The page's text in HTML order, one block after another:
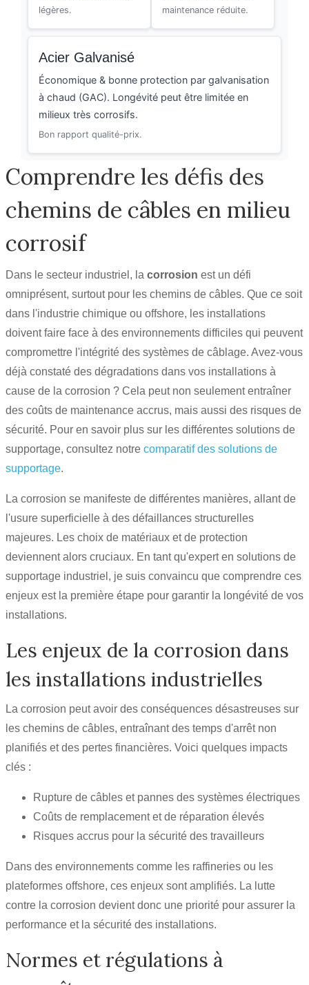
légères.
maintenance réduite.
Acier Galvanisé
Économique & bonne protection par galvanisation
à chaud (GAC). Longévité peut être limitée en
milieux très corrosifs.
Bon rapport qualité-prix.
Comprendre les défis des
chemins de câbles en milieu
corrosif
Dans le secteur industriel, la corrosion est un défi
omniprésent, surtout pour les chemins de câbles. Que ce soit
dans l'industrie chimique ou offshore, les installations
doivent faire face à des environnements difficiles qui peuvent
compromettre l'intégrité des systèmes de câblage. Avez-vous
déjà constaté des dégradations dans vos installations à
cause de la corrosion ? Cela peut non seulement entraîner
des coûts de maintenance accrus, mais aussi des risques de
sécurité. Pour en savoir plus sur les différentes solutions de
supportage, consultez notre comparatif des solutions de
supportage.
La corrosion se manifeste de différentes manières, allant de
l'usure superficielle à des défaillances structurelles
majeures. Les choix de matériaux et de protection
deviennent alors cruciaux. En tant qu'expert en solutions de
supportage industriel, je suis convaincu que comprendre ces
enjeux est la première étape pour garantir la longévité de vos
installations.
Les enjeux de la corrosion dans
les installations industrielles
La corrosion peut avoir des conséquences désastreuses sur
les chemins de câbles, entraînant des temps d'arrêt non
planifiés et des pertes financières. Voici quelques impacts
clés :
Rupture de câbles et pannes des systèmes électriques
Coûts de remplacement et de réparation élevés
Risques accrus pour la sécurité des travailleurs
Dans des environnements comme les raffineries ou les
plateformes offshore, ces enjeux sont amplifiés. La lutte
contre la corrosion devient donc une priorité pour assurer la
performance et la sécurité des installations.
Normes et régulations à